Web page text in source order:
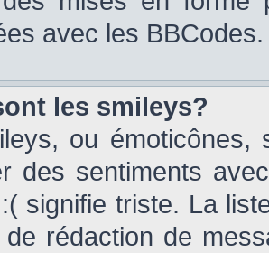
avec les BBCodes.
les smileys?
ou émoticônes,
des sentiments
signifie triste. La
de rédaction de